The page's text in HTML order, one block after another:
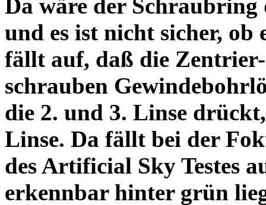
Da wäre der
und es ist nicht sicher,
fällt auf, daß die Zentrier-
schrauben
die 2. und 3. Linse
Linse. Da fällt bei der
des Artificial Sky Testes
erkennbar hinter grün